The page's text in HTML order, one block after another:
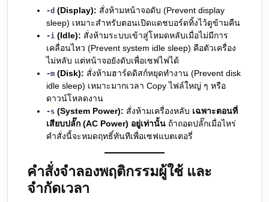
-d (Display): สั่งห้ามหน้าจอดับ (Prevent display
sleep) เหมาะสำหรับตอนเปิดแดชบอร์ดทิ้งไว้ดูข้ามคืน
-i (Idle): สั่งห้ามระบบเข้าสู่โหมดหลับเมื่อไม่มีการ
เคลื่อนไหว (Prevent system idle sleep) คือตัวเครื่อง
ไม่หลับ แต่หน้าจอยังดับเพื่อเซฟไฟได้
-m (Disk): สั่งห้ามฮาร์ดดิสก์หยุดทำงาน (Prevent disk
idle sleep) เหมาะมากเวลา Copy ไฟล์ใหญ่ ๆ หรือ
ดาวน์โหลดงาน
-s (System Power): สั่งห้ามเครื่องหลับ เฉพาะตอนที่
เสียบปลั๊ก (AC Power) อยู่เท่านั้น ถ้าถอดปลั๊กเมื่อไหร่
คำสั่งนี้จะหมดฤทธิ์ทันทีเพื่อเซฟแบตเตอรี่
คำสั่งจำลองพฤติกรรมผู้ใช้ และ
จำกัดเวลา